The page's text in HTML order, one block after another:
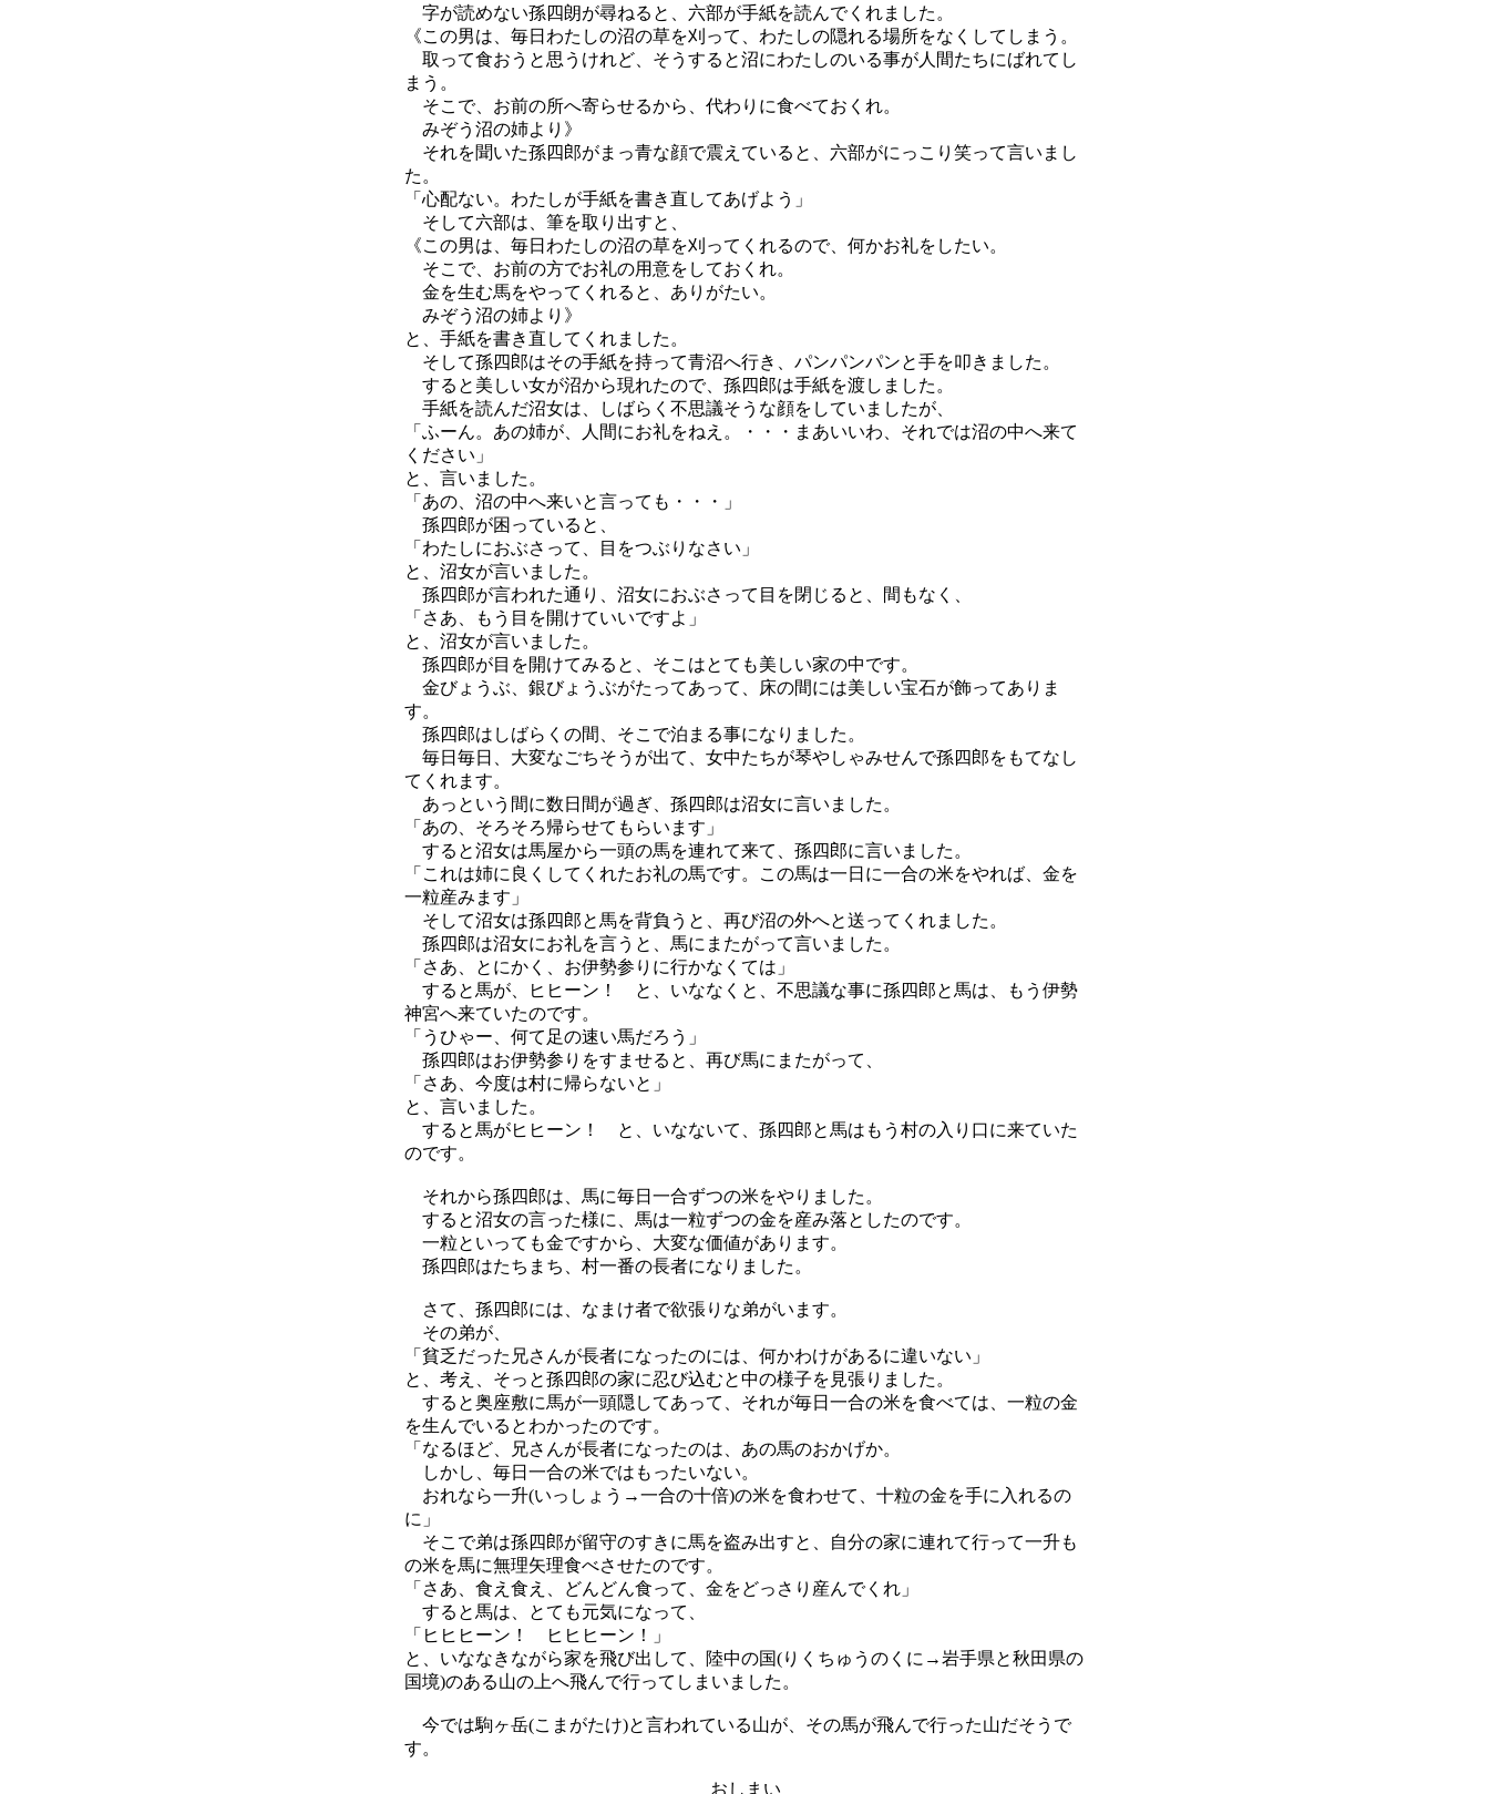
字が読めない孫四朗が尋ねると、六部が手紙を読んでくれました。
《この男は、毎日わたしの沼の草を刈って、わたしの隠れる場所をなくしてしまう。
取って食おうと思うけれど、そうすると沼にわたしのいる事が人間たちにばれてし
まう。
そこで、お前の所へ寄らせるから、代わりに食べておくれ。
みぞう沼の姉より》
それを聞いた孫四郎がまっ青な顔で震えていると、六部がにっこり笑って言いまし
た。
「心配ない。わたしが手紙を書き直してあげよう」
そして六部は、筆を取り出すと、
《この男は、毎日わたしの沼の草を刈ってくれるので、何かお礼をしたい。
そこで、お前の方でお礼の用意をしておくれ。
金を生む馬をやってくれると、ありがたい。
みぞう沼の姉より》
と、手紙を書き直してくれました。
そして孫四郎はその手紙を持って青沼へ行き、パンパンパンと手を叩きました。
すると美しい女が沼から現れたので、孫四郎は手紙を渡しました。
手紙を読んだ沼女は、しばらく不思議そうな顔をしていましたが、
「ふーん。あの姉が、人間にお礼をねえ。・・・まあいいわ、それでは沼の中へ来て
ください」
と、言いました。
「あの、沼の中へ来いと言っても・・・」
孫四郎が困っていると、
「わたしにおぶさって、目をつぶりなさい」
と、沼女が言いました。
孫四郎が言われた通り、沼女におぶさって目を閉じると、間もなく、
「さあ、もう目を開けていいですよ」
と、沼女が言いました。
孫四郎が目を開けてみると、そこはとても美しい家の中です。
金びょうぶ、銀びょうぶがたってあって、床の間には美しい宝石が飾ってありま
す。
孫四郎はしばらくの間、そこで泊まる事になりました。
毎日毎日、大変なごちそうが出て、女中たちが琴やしゃみせんで孫四郎をもてなし
てくれます。
あっという間に数日間が過ぎ、孫四郎は沼女に言いました。
「あの、そろそろ帰らせてもらいます」
すると沼女は馬屋から一頭の馬を連れて来て、孫四郎に言いました。
「これは姉に良くしてくれたお礼の馬です。この馬は一日に一合の米をやれば、金を
一粒産みます」
そして沼女は孫四郎と馬を背負うと、再び沼の外へと送ってくれました。
孫四郎は沼女にお礼を言うと、馬にまたがって言いました。
「さあ、とにかく、お伊勢参りに行かなくては」
すると馬が、ヒヒーン！ と、いななくと、不思議な事に孫四郎と馬は、もう伊勢
神宮へ来ていたのです。
「うひゃー、何て足の速い馬だろう」
孫四郎はお伊勢参りをすませると、再び馬にまたがって、
「さあ、今度は村に帰らないと」
と、言いました。
すると馬がヒヒーン！ と、いなないて、孫四郎と馬はもう村の入り口に来ていた
のです。
それから孫四郎は、馬に毎日一合ずつの米をやりました。
すると沼女の言った様に、馬は一粒ずつの金を産み落としたのです。
一粒といっても金ですから、大変な価値があります。
孫四郎はたちまち、村一番の長者になりました。
さて、孫四郎には、なまけ者で欲張りな弟がいます。
その弟が、
「貧乏だった兄さんが長者になったのには、何かわけがあるに違いない」
と、考え、そっと孫四郎の家に忍び込むと中の様子を見張りました。
すると奥座敷に馬が一頭隠してあって、それが毎日一合の米を食べては、一粒の金
を生んでいるとわかったのです。
「なるほど、兄さんが長者になったのは、あの馬のおかげか。
しかし、毎日一合の米ではもったいない。
おれなら一升(いっしょう→一合の十倍)の米を食わせて、十粒の金を手に入れるの
に」
そこで弟は孫四郎が留守のすきに馬を盗み出すと、自分の家に連れて行って一升も
の米を馬に無理矢理食べさせたのです。
「さあ、食え食え、どんどん食って、金をどっさり産んでくれ」
すると馬は、とても元気になって、
「ヒヒヒーン！ ヒヒヒーン！」
と、いななきながら家を飛び出して、陸中の国(りくちゅうのくに→岩手県と秋田県の
国境)のある山の上へ飛んで行ってしまいました。
今では駒ヶ岳(こまがたけ)と言われている山が、その馬が飛んで行った山だそうで
す。
おしまい